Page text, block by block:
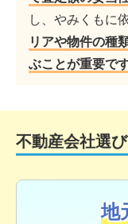
し、やみくもに
リアや物件の種
ぶことが重要です
不動産会社選
地